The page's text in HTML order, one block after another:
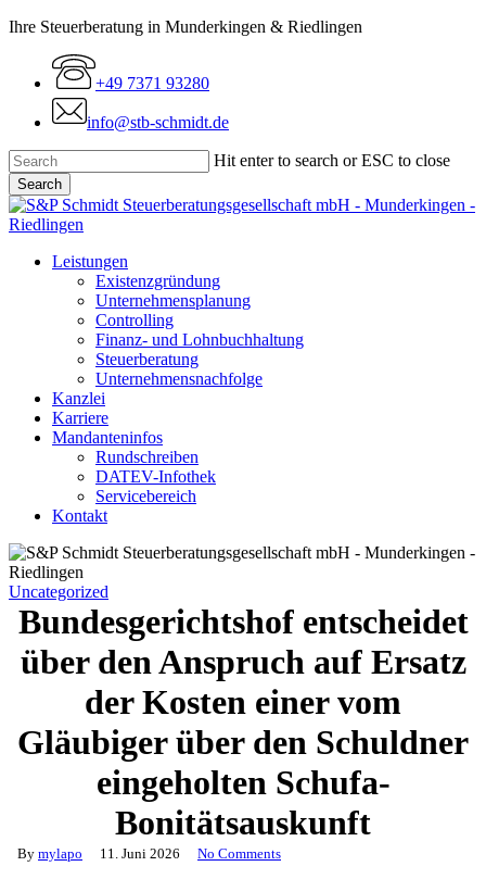
Skip
content
Ihre Steuerberatung in Munderkingen & Riedlingen
+49 7371 93280
info@stb-schmidt.de
Hit enter to search or ESC to close
Search
Close
Search
Menu
Leistungen
Existenzgründung
Unternehmensplanung
Controlling
Finanz- und Lohnbuchhaltung
Steuerberatung
Unternehmensnachfolge
Kanzlei
Karriere
Mandanteninfos
Rundschreiben
DATEV-Infothek
Servicebereich
Kontakt
Uncategorized
Bundesgerichtshof entscheidet
über den Anspruch auf Ersatz
der Kosten einer vom
Gläubiger über den Schuldner
eingeholten Schufa-
Bonitätsauskunft
By mylapo 11. Juni 2026 No Comments